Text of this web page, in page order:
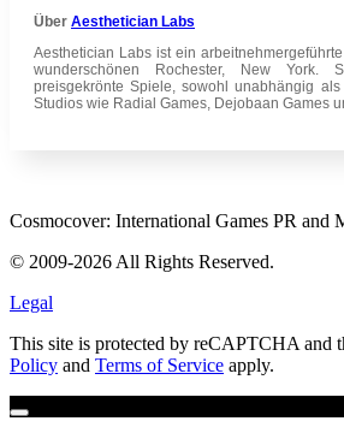
Über Aesthetician Labs
Aesthetician Labs ist ein
wunderschönen Rochester, New York.
preisgekrönte Spiele, sowohl unabhängig
Studios wie Radial Games, Dejobaan Games
Cosmocover: International Games PR and
© 2009-2026 All Rights Reserved.
Legal
This site is protected by reCAPTCHA and
Policy and Terms of Service apply.